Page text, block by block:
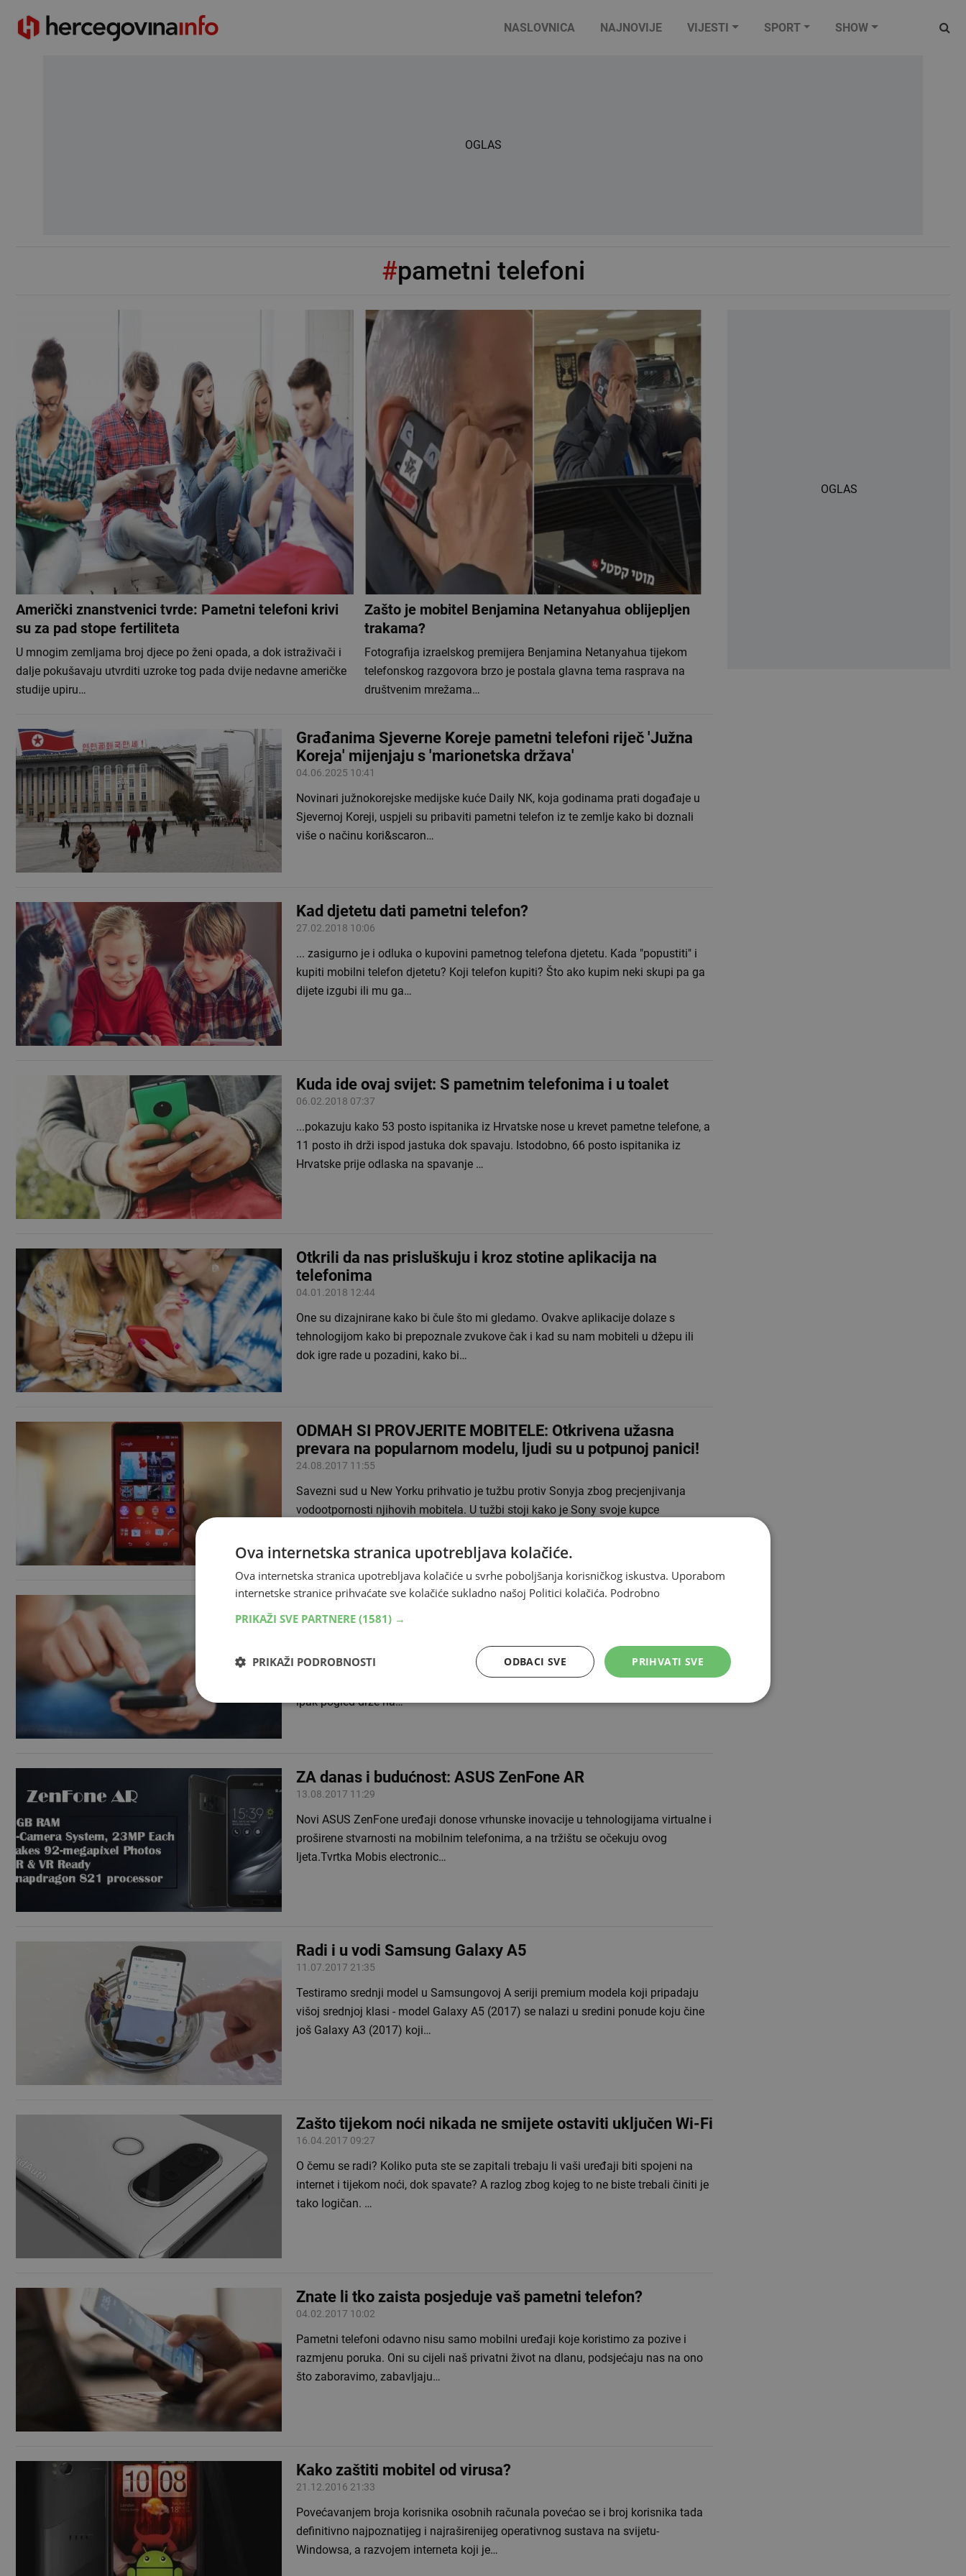
NASLOVNICA NAJNOVIJE VIJESTI SPORT SHOW
OGLAS
#pametni telefoni
Američki znanstvenici tvrde: Pametni telefoni krivi
su za pad stope fertiliteta
U mnogim zemljama broj djece po ženi opada, a dok istraživači i
dalje pokušavaju utvrditi uzroke tog pada dvije nedavne američke
studije upiru…
Zašto je mobitel Benjamina Netanyahua oblijepljen
trakama?
Fotografija izraelskog premijera Benjamina Netanyahua tijekom
telefonskog razgovora brzo je postala glavna tema rasprava na
društvenim mrežama…
Građanima Sjeverne Koreje pametni telefoni riječ 'Južna
Koreja' mijenjaju s 'marionetska država'
04.06.2025 10:41
Novinari južnokorejske medijske kuće Daily NK, koja godinama prati događaje u
Sjevernoj Koreji, uspjeli su pribaviti pametni telefon iz te zemlje kako bi doznali
više o načinu kori&scaron…
Kad djetetu dati pametni telefon?
27.02.2018 10:06
... zasigurno je i odluka o kupovini pametnog telefona djetetu. Kada "popustiti" i
kupiti mobilni telefon djetetu? Koji telefon kupiti? Što ako kupim neki skupi pa ga
dijete izgubi ili mu ga…
Kuda ide ovaj svijet: S pametnim telefonima i u toalet
06.02.2018 07:37
...pokazuju kako 53 posto ispitanika iz Hrvatske nose u krevet pametne telefone, a
11 posto ih drži ispod jastuka dok spavaju. Istodobno, 66 posto ispitanika iz
Hrvatske prije odlaska na spavanje …
Otkrili da nas prisluškuju i kroz stotine aplikacija na
telefonima
04.01.2018 12:44
One su dizajnirane kako bi čule što mi gledamo. Ovakve aplikacije dolaze s
tehnologijom kako bi prepoznale zvukove čak i kad su nam mobiteli u džepu ili
dok igre rade u pozadini, kako bi…
ODMAH SI PROVJERITE MOBITELE: Otkrivena užasna
prevara na popularnom modelu, ljudi su u potpunoj panici!
24.08.2017 11:55
Savezni sud u New Yorku prihvatio je tužbu protiv Sonyja zbog precjenjivanja
vodootpornosti njihovih mobitela. U tužbi stoji kako je Sony svoje kupce
Od 25. listopada zakonski kažnjivo hodanje i tipkanje na
mobitel
Dok su mobilni telefoni imali fizičku tipkovnicu, vještiji korisnici mogli su tipkati
ipak pogled drže na…
ZA danas i budućnost: ASUS ZenFone AR
13.08.2017 11:29
Novi ASUS ZenFone uređaji donose vrhunske inovacije u tehnologijama virtualne i
proširene stvarnosti na mobilnim telefonima, a na tržištu se očekuju ovog
ljeta.Tvrtka Mobis electronic…
Radi i u vodi Samsung Galaxy A5
11.07.2017 21:35
Testiramo srednji model u Samsungovoj A seriji premium modela koji pripadaju
višoj srednjoj klasi - model Galaxy A5 (2017) se nalazi u sredini ponude koju čine
još Galaxy A3 (2017) koji…
Zašto tijekom noći nikada ne smijete ostaviti uključen Wi-Fi
16.04.2017 09:27
O čemu se radi? Koliko puta ste se zapitali trebaju li vaši uređaji biti spojeni na
internet i tijekom noći, dok spavate? A razlog zbog kojeg to ne biste trebali činiti je
tako logičan. …
Znate li tko zaista posjeduje vaš pametni telefon?
04.02.2017 10:02
Pametni telefoni odavno nisu samo mobilni uređaji koje koristimo za pozive i
razmjenu poruka. Oni su cijeli naš privatni život na dlanu, podsjećaju nas na ono
što zaboravimo, zabavljaju…
Kako zaštiti mobitel od virusa?
21.12.2016 21:33
Povećavanjem broja korisnika osobnih računala povećao se i broj korisnika tada
definitivno najpoznatijeg i najraširenijeg operativnog sustava na svijetu-
Windowsa, a razvojem interneta koji je…
OGLAS
Ova internetska stranica upotrebljava kolačiće.
Ova internetska stranica upotrebljava kolačiće u svrhe poboljšanja korisničkog iskustva. Uporabom
internetske stranice prihvaćate sve kolačiće sukladno našoj Politici kolačića. Podrobno
PRIKAŽI SVE PARTNERE (1581) →
PRIHVATI SVE
ODBACI SVE
PRIKAŽI PODROBNOSTI